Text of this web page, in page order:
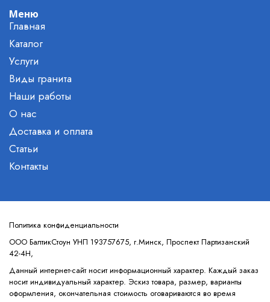
Меню
Главная
Каталог
Услуги
Виды гранита
Наши работы
О нас
Доставка и оплата
Статьи
Контакты
Политика конфиденциальности
ООО БалтикСтоун УНП 193757675, г.Минск, Проспект Партизанский
42-4Н,
Данный интернет-сайт носит информационный характер. Каждый заказ
носит индивидуальный характер. Эскиз товара, размер, варианты
оформления, окончательная стоимость оговариваются во время